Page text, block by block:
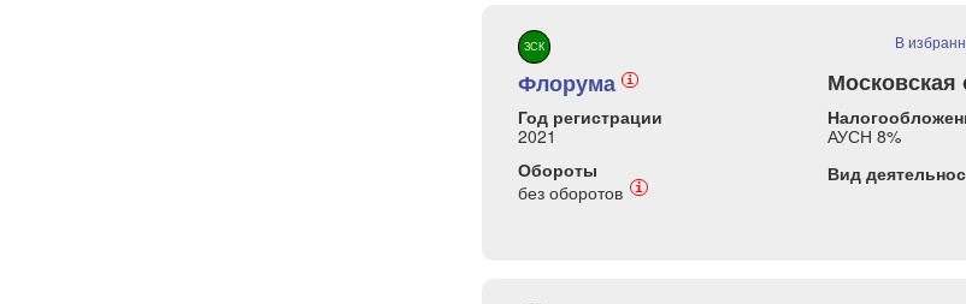
ЗСК В
Флорума i Московская
Год регистрации
2021
АУСН 8%
Обороты
без оборотов
i
Вид